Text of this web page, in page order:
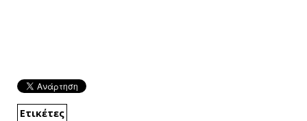
Ετικέτες